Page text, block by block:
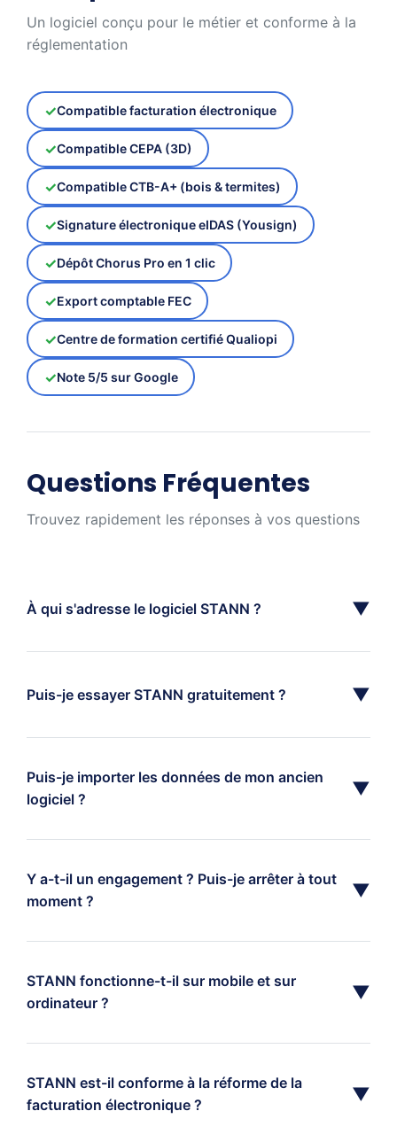
Un logiciel conçu pour le métier et conforme à la
réglementation
Compatible facturation électronique
Compatible CEPA (3D)
Compatible CTB-A+ (bois & termites)
Signature électronique eIDAS (Yousign)
Dépôt Chorus Pro en 1 clic
Export comptable FEC
Centre de formation certifié Qualiopi
Note 5/5 sur Google
Questions Fréquentes
Trouvez rapidement les réponses à vos questions
À qui s'adresse le logiciel STANN ? ▼
Puis-je essayer STANN gratuitement ? ▼
Puis-je importer les données de mon ancien
logiciel ?
▼
Y a-t-il un engagement ? Puis-je arrêter à tout
moment ?
▼
STANN fonctionne-t-il sur mobile et sur
ordinateur ?
▼
STANN est-il conforme à la réforme de la
facturation électronique ?
▼